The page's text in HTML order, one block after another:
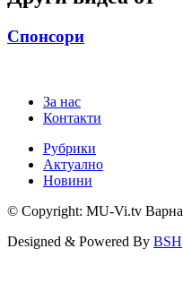
Спонсори
За нас
Контакти
Рубрики
Актуално
Новини
© Copyright: MU-Vi.tv Варна
Designed & Powered By BSH